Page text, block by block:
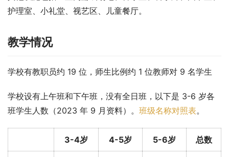
护理室、小礼堂、视艺区、儿童餐厅。
教学情况
学校有教职员约 19 位，师生比例约 1 位教师对 9 名学生
学校设有上午班和下午班，没有全日班，以下是 3-6 岁各
班学生人数（2023 年 9 月资料）。 班级名称对照表。
3-4岁 4-5岁 5-6岁 总数